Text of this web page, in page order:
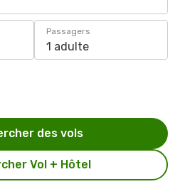
Passagers
1 adulte
Vol + Hôtel
des vols